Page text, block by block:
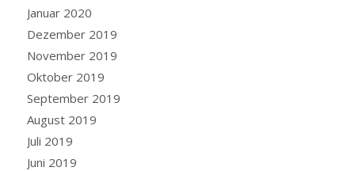
Januar 2020
Dezember 2019
November 2019
Oktober 2019
September 2019
August 2019
Juli 2019
Juni 2019